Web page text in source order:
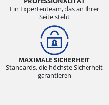
Ein Expertenteam, das an Ihrer
Seite steht
MAXIMALE SICHERHEIT
Standards, die höchste Sicherheit
garantieren